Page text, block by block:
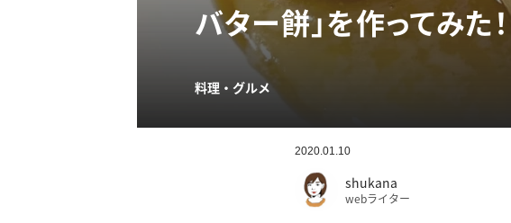
バター餅」を作ってみた！
料理・グルメ
2020.01.10
shukana
webライター